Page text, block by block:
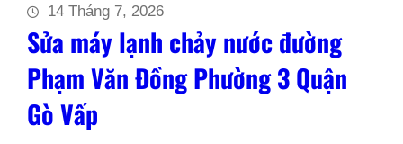
14 Tháng 7, 2026
Sửa máy lạnh chảy nước đường
Phạm Văn Đồng Phường 3 Quận
Gò Vấp